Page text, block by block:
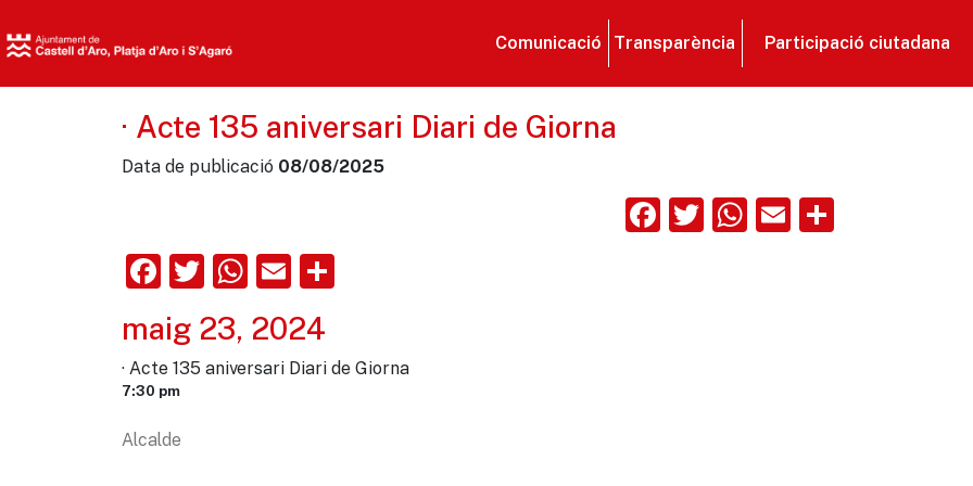
Comunicació Transparència Participació ciutadana
· Acte 135 aniversari Diari de Giorna
Data de publicació 08/08/2025
Facebook
Twitter
WhatsApp
Email
Facebook
Twitter
WhatsApp
Email
maig 23, 2024
· Acte 135 aniversari Diari de Giorna
7:30 pm
Alcalde